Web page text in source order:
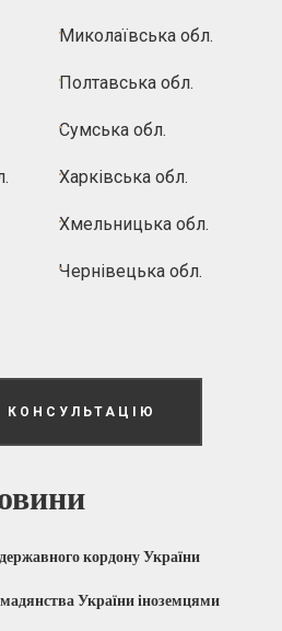
Миколаївська обл.
Полтавська обл.
Сумська обл.
Харківська обл.
Хмельницька обл.
Чернівецька обл.
кордону України
України іноземцями